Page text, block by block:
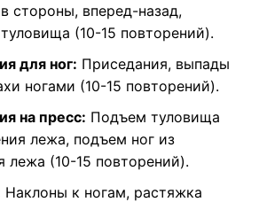
стороны, вперед-назад,
(10-15 повторений).
для ног: Приседания, выпады
ногами (10-15 повторений).
на пресс: Подъем туловища
лежа, подъем ног из
лежа (10-15 повторений).
Наклоны к ногам, растяжка